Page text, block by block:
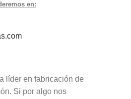
en:
líder en fabricación de
Si por algo nos